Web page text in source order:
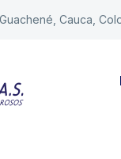
Cauca,